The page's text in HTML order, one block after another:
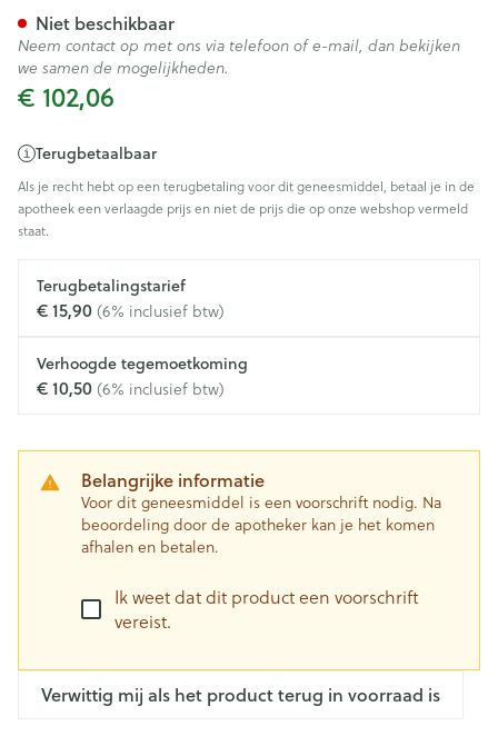
€ 102,06
Terugbetaalbaar
Als je recht hebt op een terugbetaling voor dit geneesmiddel, betaal je in de
apotheek een verlaagde prijs en niet de prijs die op onze webshop vermeld
staat.
Terugbetalingstarief
€ 15,90(6% inclusief btw)
Verhoogde tegemoetkoming
€ 10,50(6% inclusief btw)
Belangrijke informatie
Voor dit geneesmiddel is een voorschrift nodig. Na
beoordeling door de apotheker kan je het komen
afhalen en betalen.
Ik weet dat dit product een voorschrift
vereist.
Verwittig mij als het product terug in voorraad is
Niet beschikbaar
Neem contact op met ons via telefoon of e-mail, dan bekijken
we samen de mogelijkheden.